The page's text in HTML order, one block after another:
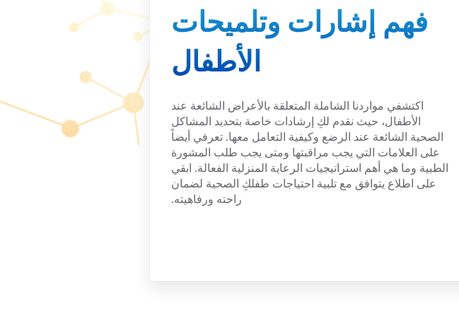
فهم إشارات وتلميحات
الأطفال
اكتشفي مواردنا الشاملة المتعلقة بالأعراض الشائعة عند
الأطفال، حيث نقدم لكِ إرشادات خاصة بتحديد المشاكل
الصحية الشائعة عند الرضع وكيفية التعامل معها. تعرفي أيضاً
على العلامات التي يجب مراقبتها ومتى يجب طلب المشورة
الطبية وما هي أهم استراتيجيات الرعاية المنزلية الفعالة. ابقي
على اطلاع يتوافق مع تلبية احتياجات طفلكِ الصحية لضمان
راحته ورفاهيته.